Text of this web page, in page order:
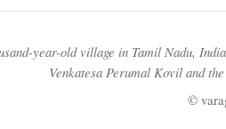
year-old village in Tamil Nadu,
Venkatesa Perumal Kovil and
©